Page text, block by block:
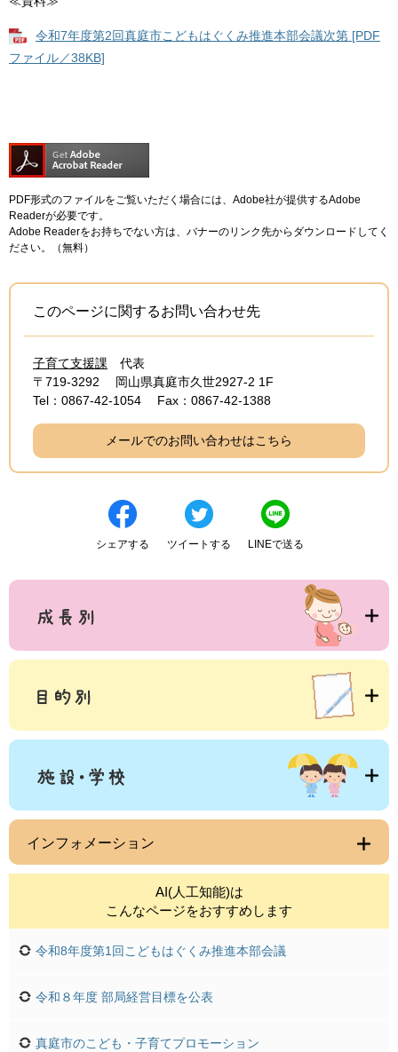
令和7年度第2回真庭市こどもはぐくみ推進本部会議次第 [PDF
ファイル／38KB]
PDF形式のファイルをご覧いただく場合には、Adobe社が提供するAdobe
Readerが必要です。
Adobe Readerをお持ちでない方は、バナーのリンク先からダウンロードしてく
ださい。（無料）
このページに関するお問い合わせ先
子育て支援課
代表
〒719-3292
岡山県真庭市久世2927-2 1F
Tel：0867-42-1054
Fax：0867-42-1388
メールでのお問い合わせはこちら
シェアする ツイートする LINEで送る
インフォメーション
AI(人工知能)は
こんなページをおすすめします
令和8年度第1回こどもはぐくみ推進本部会議
令和８年度 部局経営目標を公表
真庭市のこども・子育てプロモーション